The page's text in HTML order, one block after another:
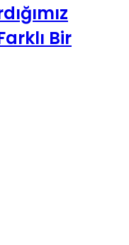
Bir